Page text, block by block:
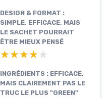
DESIGN & FORMAT :
SIMPLE, EFFICACE, MAIS
LE SACHET POURRAIT
ÊTRE MIEUX PENSÉ
★★★★★
★★★★★
INGRÉDIENTS : EFFICACE,
MAIS CLAIREMENT PAS LE
TRUC LE PLUS "GREEN"